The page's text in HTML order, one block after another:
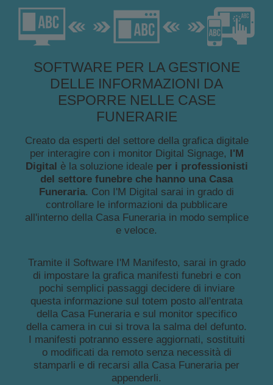
SOFTWARE PER LA GESTIONE
DELLE INFORMAZIONI DA
ESPORRE NELLE CASE
FUNERARIE
Creato da esperti del settore della grafica digitale
per interagire con i monitor Digital Signage, I'M
Digital è la soluzione ideale per i professionisti
del settore funebre che hanno una Casa
Funeraria. Con I'M Digital sarai in grado di
controllare le informazioni da pubblicare
all'interno della Casa Funeraria in modo semplice
e veloce.
Tramite il Software I'M Manifesto, sarai in grado
di impostare la grafica manifesti funebri e con
pochi semplici passaggi decidere di inviare
questa informazione sul totem posto all'entrata
della Casa Funeraria e sul monitor specifico
della camera in cui si trova la salma del defunto.
I manifesti potranno essere aggiornati, sostituiti
o modificati da remoto senza necessità di
stamparli e di recarsi alla Casa Funeraria per
appenderli.